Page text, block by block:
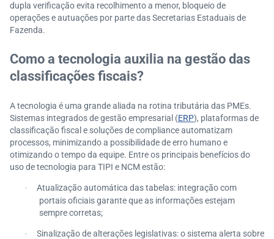
dupla verificação evita recolhimento a menor, bloqueio de
operações e autuações por parte das Secretarias Estaduais de
Fazenda.
Como a tecnologia auxilia na gestão das
classificações fiscais?
A tecnologia é uma grande aliada na rotina tributária das PMEs.
Sistemas integrados de gestão empresarial (ERP), plataformas de
classificação fiscal e soluções de compliance automatizam
processos, minimizando a possibilidade de erro humano e
otimizando o tempo da equipe. Entre os principais benefícios do
uso de tecnologia para TIPI e NCM estão:
·
Atualização automática das tabelas: integração com
portais oficiais garante que as informações estejam
sempre corretas;
·
Sinalização de alterações legislativas: o sistema alerta sobre